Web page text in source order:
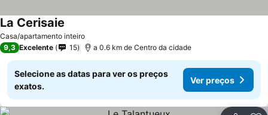
Casa/apartamento inteiro
La Cerisaie
9,3 Excelente 15 a 0.6 km de Centro da cidade
Selecione as datas para ver os preços
exatos.
Ver preços